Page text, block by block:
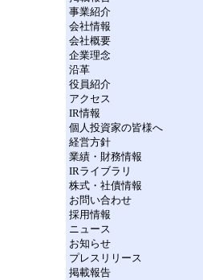
事業紹介
会社情報
会社概要
企業理念
沿革
役員紹介
アクセス
IR情報
個人投資家の皆様へ
経営方針
業績・財務情報
IRライブラリ
株式・社債情報
お問い合わせ
採用情報
ニュース
お知らせ
プレスリリース
掲載報告